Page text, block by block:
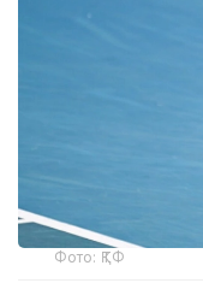
Фото: ҚТФ